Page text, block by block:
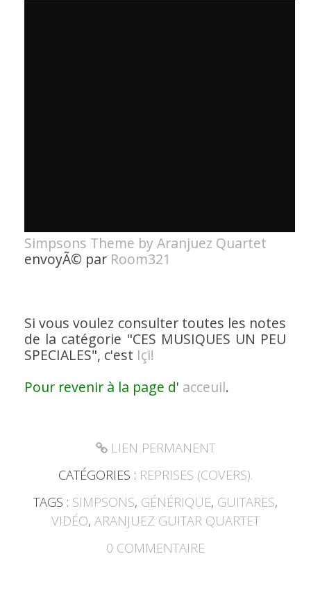
Simpsons Theme by Aranjuez Quartet
envoyÃ© par Room321
Si vous voulez consulter toutes les notes
de la catégorie "CES MUSIQUES UN PEU
SPECIALES", c'est Içi!
Pour revenir à la page d' acceuil.
LIEN PERMANENT
CATÉGORIES : REPRISES (COVERS).
TAGS : SIMPSONS, GÉNÉRIQUE, GUITARES,
VIDÉO, ARANJUEZ GUITAR QUARTET
0 COMMENTAIRE